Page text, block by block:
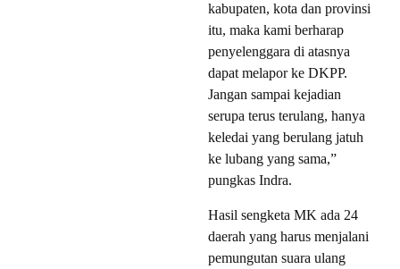
kabupaten, kota dan provinsi
itu, maka kami berharap
penyelenggara di atasnya
dapat melapor ke DKPP.
Jangan sampai kejadian
serupa terus terulang, hanya
keledai yang berulang jatuh
ke lubang yang sama,”
pungkas Indra.
Hasil sengketa MK ada 24
daerah yang harus menjalani
pemungutan suara ulang